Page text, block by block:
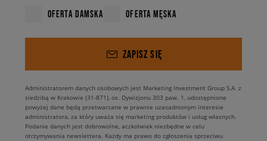
OFERTA DAMSKA OFERTA MĘSKA
ZAPISZ SIĘ
Administratorem danych osobowych jest Marketing Investment Group S.A. z
siedzibą w Krakowie (31-871), os. Dywizjonu 303 paw. 1, udostępnione
powyżej dane będą przetwarzane w prawnie uzasadnionym interesie
administratora, za który uważa się marketing produktów i usług własnych.
Podanie danych jest dobrowolne, aczkolwiek niezbędne w celu
otrzymywania newslettera. Każdy ma prawo do zgłoszenia sprzeciwu